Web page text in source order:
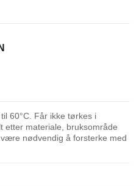
60°C. Får ikke tørkes i
etter materiale, bruksområde
nødvendig å forsterke med